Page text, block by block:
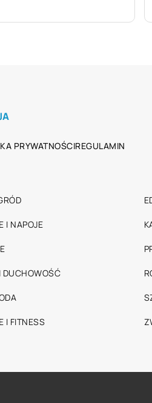
PRYWATNOŚCIREGULAMIN
I NAPOJE
DUCHOWOŚĆ
I FITNESS